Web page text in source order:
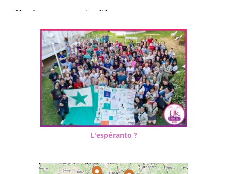
L'espéranto ?